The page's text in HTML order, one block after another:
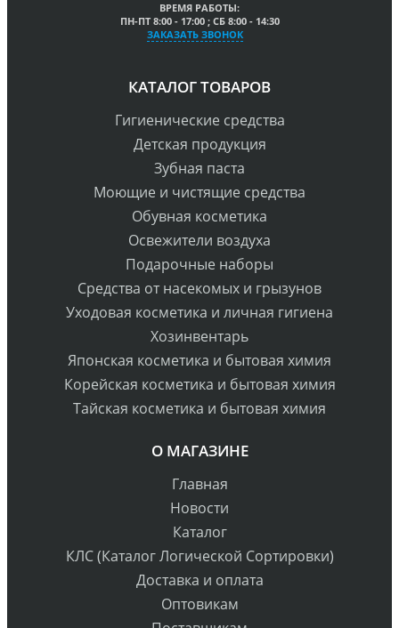
ВРЕМЯ РАБОТЫ:
ПН-ПТ 8:00 - 17:00 ; СБ 8:00 - 14:30
ЗАКАЗАТЬ ЗВОНОК
КАТАЛОГ ТОВАРОВ
Гигиенические средства
Детская продукция
Зубная паста
Моющие и чистящие средства
Обувная косметика
Освежители воздуха
Подарочные наборы
Средства от насекомых и грызунов
Уходовая косметика и личная гигиена
Хозинвентарь
Японская косметика и бытовая химия
Корейская косметика и бытовая химия
Тайская косметика и бытовая химия
О МАГАЗИНЕ
Главная
Новости
Каталог
КЛС (Каталог Логической Сортировки)
Доставка и оплата
Оптовикам